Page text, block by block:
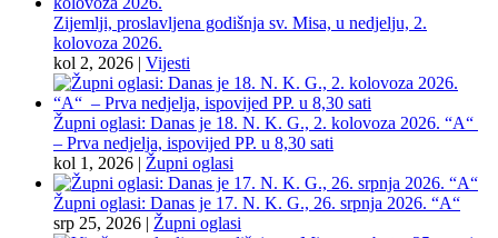
Zijemlji, proslavljena godišnja sv. Misa, u nedjelju, 2.
kolovoza 2026.
kol 2, 2026 | Vijesti
Župni oglasi: Danas je 18. N. K. G., 2. kolovoza 2026. “A“
– Prva nedjelja, ispovijed PP. u 8,30 sati
kol 1, 2026 | Župni oglasi
Župni oglasi: Danas je 17. N. K. G., 26. srpnja 2026. “A“
srp 25, 2026 | Župni oglasi